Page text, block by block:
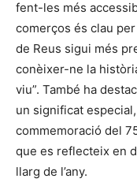
fent-les més
comerços és clau
de Reus sigui més
conèixer-ne la
viu”. També ha
un significat
commemoració del
que es reflecteix en
llarg de l’any.